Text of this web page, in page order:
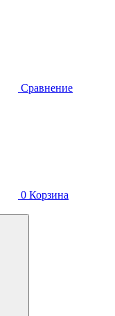
Сравнение
0 Корзина